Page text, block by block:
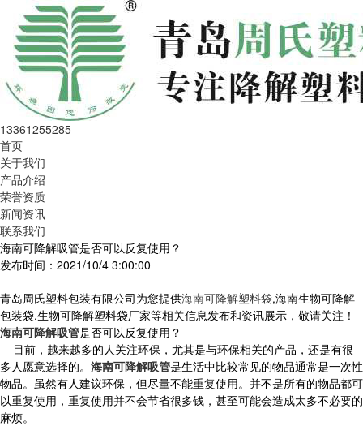
13361255285
首页
关于我们
产品介绍
荣誉资质
新闻资讯
联系我们
海南可降解吸管是否可以反复使用？
发布时间：2021/10/4 3:00:00
青岛周氏塑料包装有限公司为您提供海南可降解塑料袋,海南生物可降解
包装袋,生物可降解塑料袋厂家等相关信息发布和资讯展示，敬请关注！
海南可降解吸管是否可以反复使用？
目前，越来越多的人关注环保，尤其是与环保相关的产品，还是有很
多人愿意选择的。 海南可降解吸管是生活中比较常见的物品通常是一次性
物品。虽然有人建议环保，但尽量不能重复使用。并不是所有的物品都可
以重复使用，重复使用并不会节省很多钱，甚至可能会造成太多不必要的
麻烦。